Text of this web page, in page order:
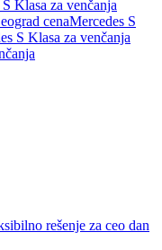
Klasa za venčanja
cenaMercedes S
S Klasa za venčanja